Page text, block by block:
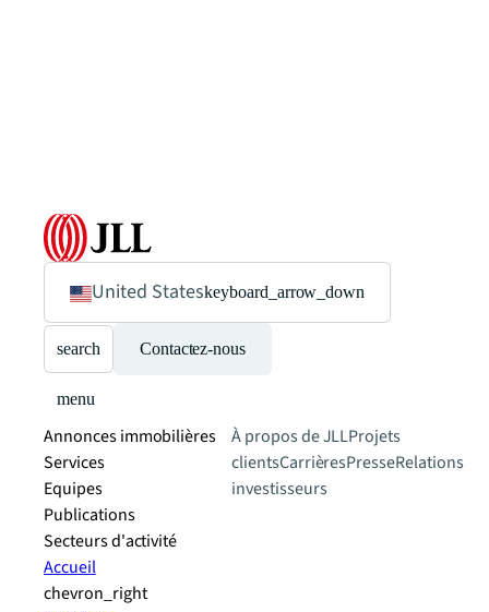
United Stateskeyboard_arrow_down
search Contactez-nous
menu
Annonces immobilières
Services
Equipes
Publications
Secteurs d'activité
À propos de JLLProjets
clientsCarrièresPresseRelations
investisseurs
Accueil
chevron_right